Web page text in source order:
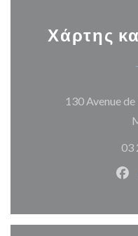
Χάρτης
130 Avenue
03